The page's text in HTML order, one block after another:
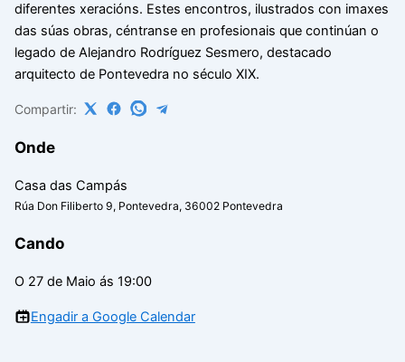
diferentes xeracións. Estes encontros, ilustrados con imaxes
das súas obras, céntranse en profesionais que continúan o
legado de Alejandro Rodríguez Sesmero, destacado
arquitecto de Pontevedra no século XIX.
Compartir:
Onde
Casa das Campás
Rúa Don Filiberto 9, Pontevedra, 36002 Pontevedra
Cando
O 27 de Maio ás 19:00
Engadir a Google Calendar